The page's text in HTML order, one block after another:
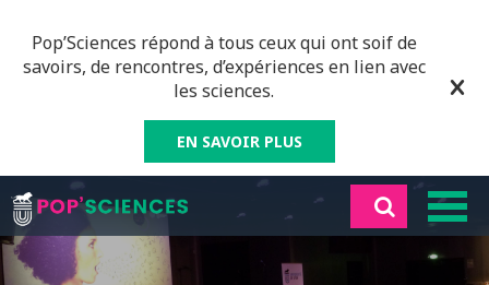
Pop’Sciences répond à tous ceux qui ont soif de
savoirs, de rencontres, d’expériences en lien avec
les sciences.
EN SAVOIR PLUS